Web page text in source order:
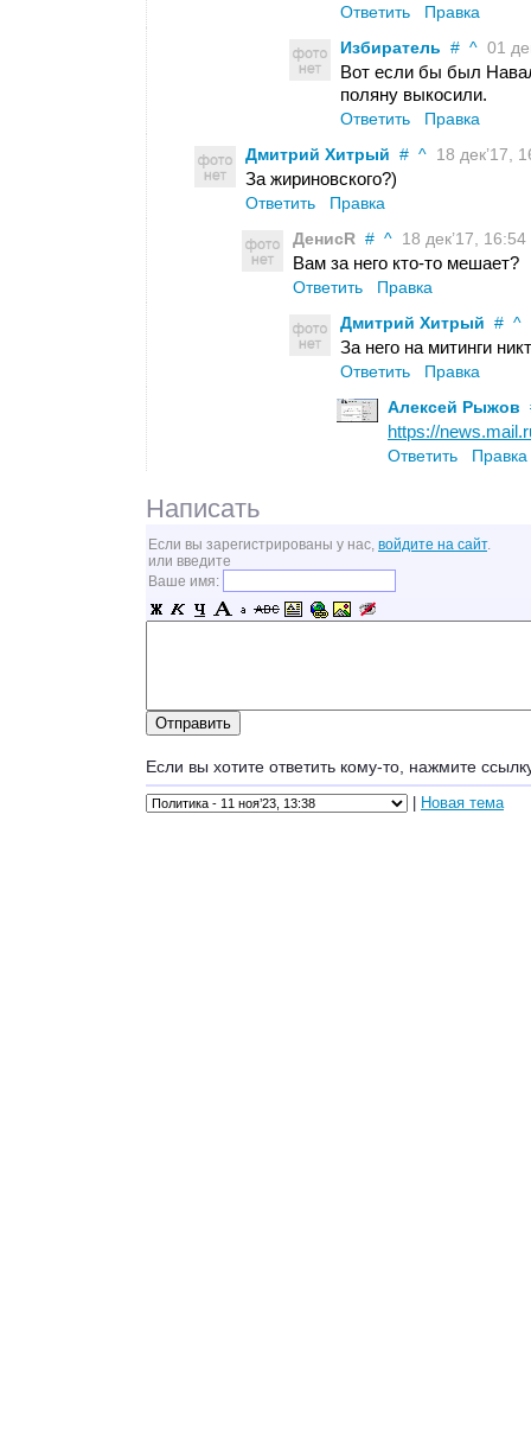
Ответить
Правка
Избиратель # ^ 01
Вот если бы был
поляну выкосили.
Ответить
Правка
Дмитрий Хитрый # ^ 18 дек’17,
За жириновского?)
Ответить
Правка
ДенисR # ^ 18 дек’17, 16:54
Вам за него кто-то мешает?
Ответить
Правка
Дмитрий Хитрый # ^
За него на митинги
Ответить
Правка
Алексей Рыжов
https://
Ответить Правка
Написать
Если вы зарегистрированы у нас, войдите на сайт.
или введите
Ваше имя:
Если вы хотите ответить кому-то, нажмите
Новая тема